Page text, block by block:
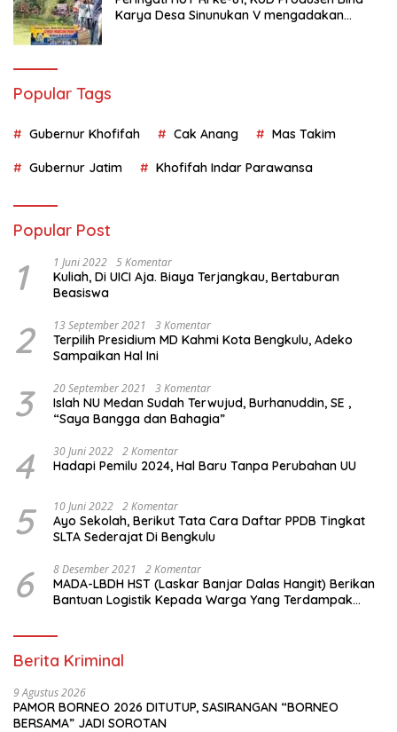
Karya Desa Sinunukan V mengadakan
Popular Tags
Gubernur Khofifah Cak Anang Mas Takim
Gubernur Jatim Khofifah Indar Parawansa
Popular Post
1 1 Juni 2022 5 Komentar
Kuliah, Di UICI Aja. Biaya Terjangkau, Bertaburan
Beasiswa
2 13 September 2021 3 Komentar
Terpilih Presidium MD Kahmi Kota Bengkulu, Adeko
Sampaikan Hal Ini
3 20 September 2021 3 Komentar
Islah NU Medan Sudah Terwujud, Burhanuddin, SE ,
“Saya Bangga dan Bahagia”
4 30 Juni 2022 2 Komentar
Hadapi Pemilu 2024, Hal Baru Tanpa Perubahan UU
5 10 Juni 2022 2 Komentar
Ayo Sekolah, Berikut Tata Cara Daftar PPDB Tingkat
SLTA Sederajat Di Bengkulu
6 8 Desember 2021 2 Komentar
MADA-LBDH HST (Laskar Banjar Dalas Hangit) Berikan
Bantuan Logistik Kepada Warga Yang Terdampak
Berita Kriminal
9 Agustus 2026
PAMOR BORNEO 2026 DITUTUP, SASIRANGAN “BORNEO
BERSAMA” JADI SOROTAN